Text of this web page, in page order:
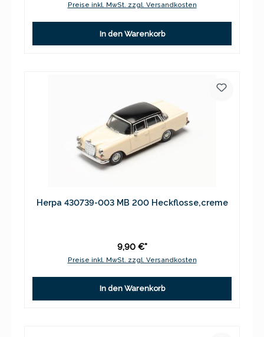
Preise inkl. MwSt. zzgl. Versandkosten
In den Warenkorb
Herpa 430739-003 MB 200 Heckflosse,creme
9,90 €*
Preise inkl. MwSt. zzgl. Versandkosten
In den Warenkorb